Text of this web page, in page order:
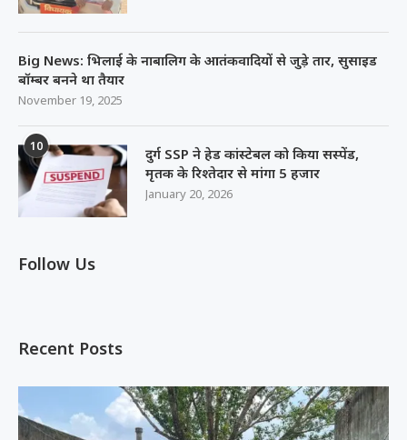
Big News: भिलाई के नाबालिग के आतंकवादियों से जुड़े तार, सुसाइड
बॉम्बर बनने था तैयार
November 19, 2025
10
दुर्ग SSP ने हेड कांस्टेबल को किया सस्पेंड,
मृतक के रिश्तेदार से मांगा 5 हजार
January 20, 2026
Follow Us
Recent Posts